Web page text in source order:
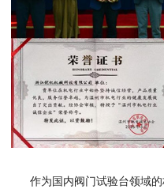
作为国内阀门试验台领域的